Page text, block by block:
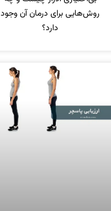
روش‌هایی برای درمان آن وجود
دارد؟